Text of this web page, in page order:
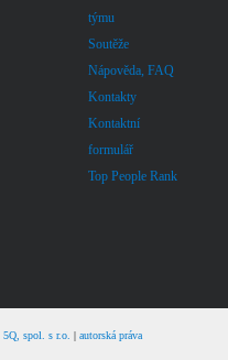
týmu
Soutěže
Nápověda, FAQ
Kontakty
Kontaktní
formulář
Top People Rank
5Q, spol. s r.o. | autorská práva